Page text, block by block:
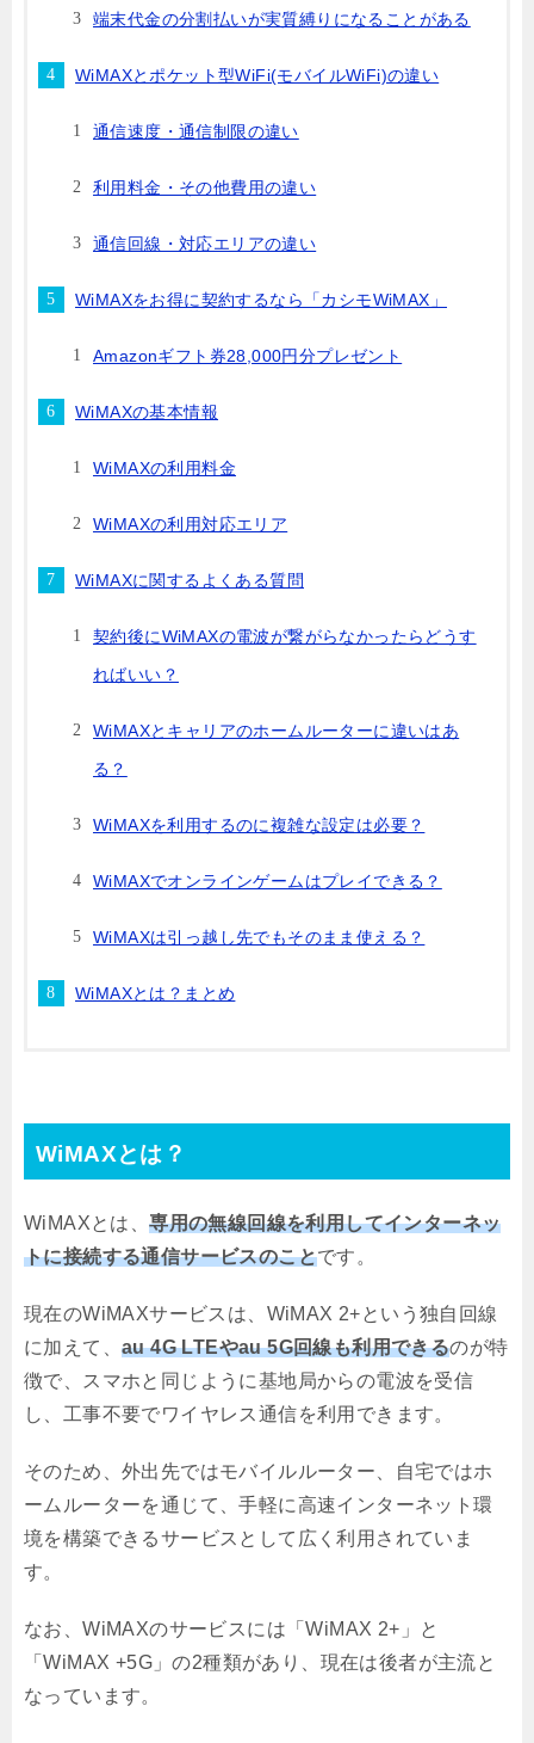
端末代金の分割払いが実質縛りになることがある
WiMAXとポケット型WiFi(モバイルWiFi)の違い
通信速度・通信制限の違い
利用料金・その他費用の違い
通信回線・対応エリアの違い
WiMAXをお得に契約するなら「カシモWiMAX」
Amazonギフト券28,000円分プレゼント
WiMAXの基本情報
WiMAXの利用料金
WiMAXの利用対応エリア
WiMAXに関するよくある質問
契約後にWiMAXの電波が繋がらなかったらどうす
ればいい？
WiMAXとキャリアのホームルーターに違いはあ
る？
WiMAXを利用するのに複雑な設定は必要？
WiMAXでオンラインゲームはプレイできる？
WiMAXは引っ越し先でもそのまま使える？
WiMAXとは？まとめ
WiMAXとは？
WiMAXとは、専用の無線回線を利用してインターネッ
トに接続する通信サービスのことです。
現在のWiMAXサービスは、WiMAX 2+という独自回線
に加えて、 au 4G LTEやau 5G回線も利用できるのが特
徴で、スマホと同じように基地局からの電波を受信
し、工事不要でワイヤレス通信を利用できます。
そのため、外出先ではモバイルルーター、自宅ではホ
ームルーターを通じて、手軽に高速インターネット環
境を構築できるサービスとして広く利用されていま
す。
なお、WiMAXのサービスには「WiMAX 2+」と
「WiMAX +5G」の2種類があり、現在は後者が主流と
なっています。